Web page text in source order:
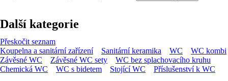
Další kategorie
Přeskočit seznam
Koupelna a sanitární zařízení
Sanitární keramika WC
WC kombi
Závěsné WC
Závěsné WC sety
WC bez splachovacího kruhu
Chemická WC
WC s bidetem Stojící WC Příslušenství k WC